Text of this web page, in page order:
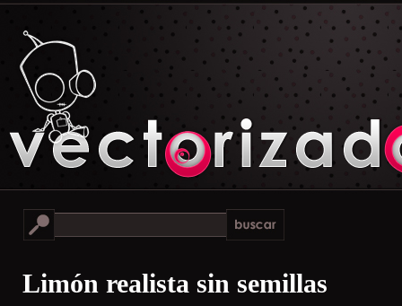
Limón realista sin semillas